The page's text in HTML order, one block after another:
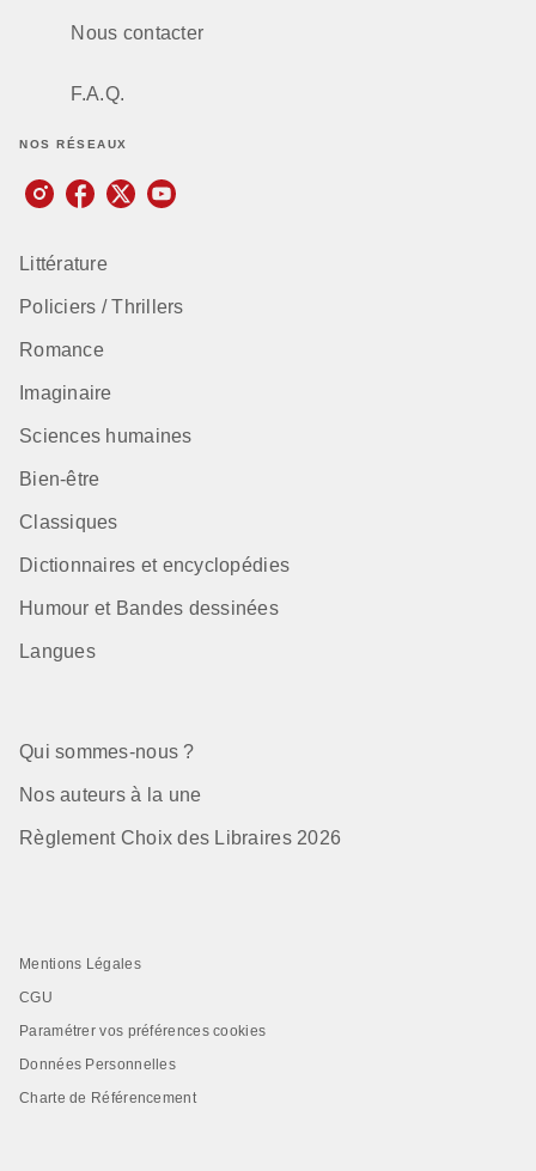
Nous contacter
F.A.Q.
NOS RÉSEAUX
Littérature
Policiers / Thrillers
Romance
Imaginaire
Sciences humaines
Bien-être
Classiques
Dictionnaires et encyclopédies
Humour et Bandes dessinées
Langues
Qui sommes-nous ?
Nos auteurs à la une
Règlement Choix des Libraires 2026
Mentions Légales
CGU
Paramétrer vos préférences cookies
Données Personnelles
Charte de Référencement